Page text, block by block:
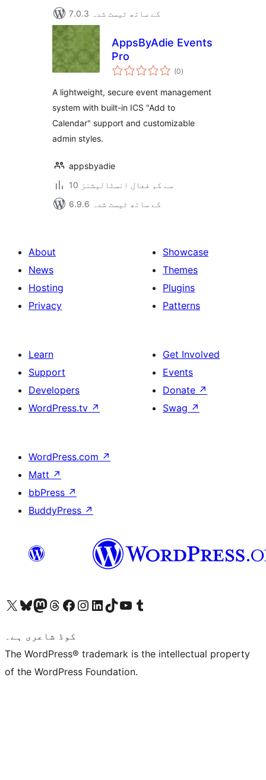
7.0.3 کے ساتھ ٹیسٹ شدہ
AppsByAdie Events
Pro
(0مجموعی
درجہ
)
A lightweight, secure event management
system with built-in ICS "Add to
Calendar" support and customizable
admin styles.
appsbyadie
10 سے کم فعال انسٹالیشنز
6.9.6 کے ساتھ ٹیسٹ شدہ
About
News
Hosting
Privacy
Showcase
Themes
Plugins
Patterns
Learn
Support
Developers
WordPress.tv ↗
Get Involved
Events
Donate ↗
Swag ↗
WordPress.com ↗
Matt ↗
bbPress ↗
BuddyPress ↗
Visit our X (formerly Twitter) account
ہمارے بلیواسکائی اکاؤنٹ پر جائیں
Visit our Mastodon account
ہمارے ٹھریڈز اکاؤنٹ پر جائیں
Visit our Facebook page
Visit our Instagram account
Visit our LinkedIn account
ہمارے ٹک ٹاک اکاؤنٹ پر جائیں
Visit our YouTube channel
ہمارے ٹمبلر اکاؤنٹ پر جائیں
کوڈ شاعری ہے۔
The WordPress® trademark is the intellectual property
of the WordPress Foundation.